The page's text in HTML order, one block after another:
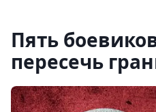
Пять
пересечь